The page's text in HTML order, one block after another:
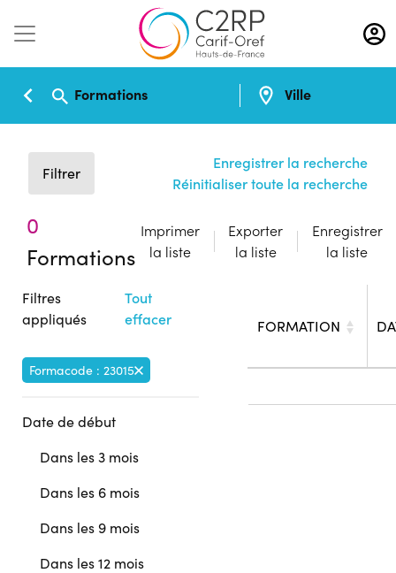
Aller
au
contenu
Formations Ville
Filtrer
Enregistrer la recherche
Réinitialiser toute la recherche
0
Formations
Imprimer
la liste
Exporter
la liste
Enregistrer
la liste
Filtres
appliqués
Tout
effacer
Formacode : 23015
Date de début
Dans les 3 mois
Dans les 6 mois
Dans les 9 mois
Dans les 12 mois
FORMATION